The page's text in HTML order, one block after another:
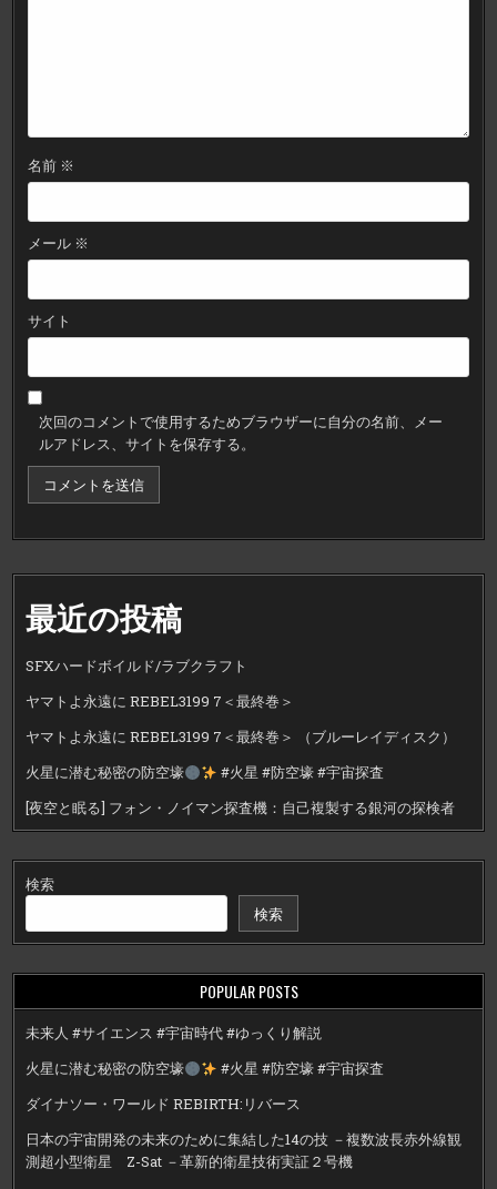
名前 ※
メール ※
サイト
次回のコメントで使用するためブラウザーに自分の名前、メー
ルアドレス、サイトを保存する。
最近の投稿
SFXハードボイルド/ラブクラフト
ヤマトよ永遠に REBEL3199 7＜最終巻＞
ヤマトよ永遠に REBEL3199 7＜最終巻＞ （ブルーレイディスク）
火星に潜む秘密の防空壕
#火星 #防空壕 #宇宙探査
[夜空と眠る] フォン・ノイマン探査機：自己複製する銀河の探検者
検索
検索
POPULAR POSTS
未来人 #サイエンス #宇宙時代 #ゆっくり解説
火星に潜む秘密の防空壕
#火星 #防空壕 #宇宙探査
ダイナソー・ワールド REBIRTH:リバース
日本の宇宙開発の未来のために集結した14の技 －複数波長赤外線観
測超小型衛星 Z-Sat －革新的衛星技術実証２号機